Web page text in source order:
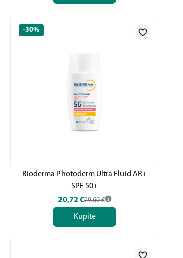
-30%
Bioderma Photoderm Ultra Fluid AR+
SPF 50+
20,72 €29,60 €
Kupite